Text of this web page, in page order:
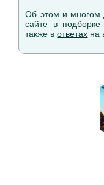
Об этом и многом
сайте в
также вответах на